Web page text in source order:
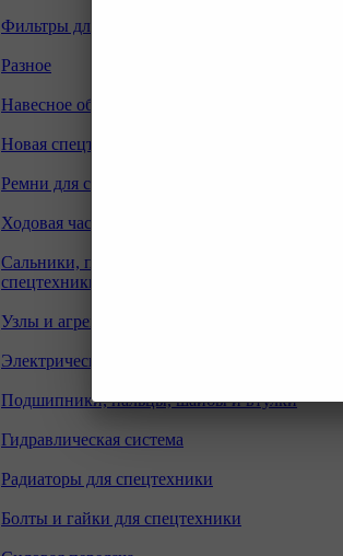
Фильтры для спецтехники
Разное
Навесное оборудование для экскаваторов
Новая спецтехника
Ремни для спецтехники
Ходовая часть для спецтехники
Сальники, прокладки, кольца для
спецтехники
Узлы и агрегаты для спецтехники
Электрическая система
Подшипники, пальцы, шайбы и втулки
Гидравлическая система
Радиаторы для спецтехники
Болты и гайки для спецтехники